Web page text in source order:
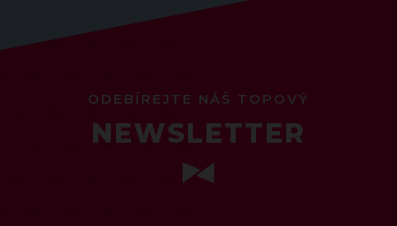
ODEBÍREJTE NÁŠ TOPOVÝ
NEWSLETTER